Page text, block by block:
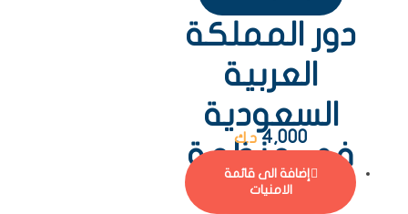
دور المملكة
العربية
السعودية
في منظمة
المؤتمر
4,000 د.ك
إضافة الى قائمة
الامنيات